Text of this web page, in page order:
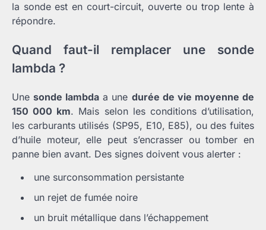
la sonde est en court-circuit, ouverte ou trop lente à
répondre.
Quand faut-il remplacer une sonde
lambda ?
Unesonde lambda a une durée de vie moyenne de
150 000 km. Mais selon les conditions d’utilisation,
les carburants utilisés (SP95, E10, E85), ou des fuites
d’huile moteur, elle peut s’encrasser ou tomber en
panne bien avant. Des signes doivent vous alerter :
une surconsommation persistante
un rejet de fumée noire
un bruit métallique dans l’échappement